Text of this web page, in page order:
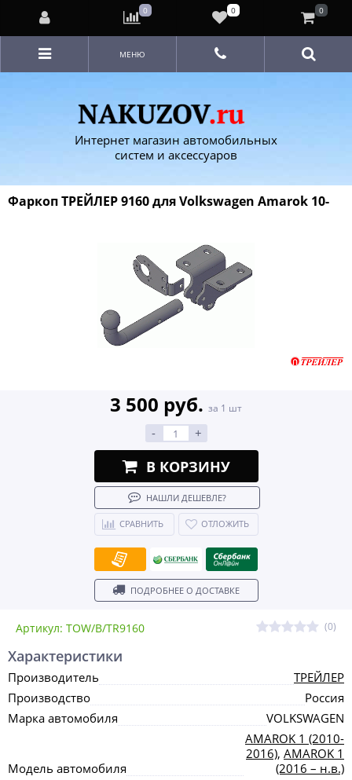
Интернет магазин автомобильных
систем и аксессуаров
МЕНЮ
Фаркоп ТРЕЙЛЕР 9160 для Volkswagen Amarok 10-
Артикул: TOW/B/TR9160 (0)
3 500 руб. за 1 шт
- +
В КОРЗИНУ
НАШЛИ ДЕШЕВЛЕ?
СРАВНИТЬ ОТЛОЖИТЬ
ПОДРОБНЕЕ О ДОСТАВКЕ
Характеристики
Производитель
ТРЕЙЛЕР
Производство
Россия
Марка автомобиля
VOLKSWAGEN
Модель автомобиля
AMAROK 1 (2010-
2016), AMAROK 1
(2016 – н.в.)
0 0 0